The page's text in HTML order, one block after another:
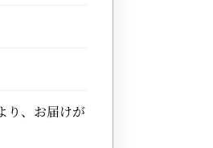
り、お届けが